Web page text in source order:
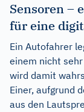
Sensoren –
für eine
Ein Autofahrer
einem nicht
wird damit
Einer, aufgrund
aus den